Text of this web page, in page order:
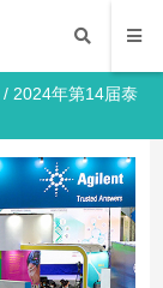
/ 2024年第14届泰